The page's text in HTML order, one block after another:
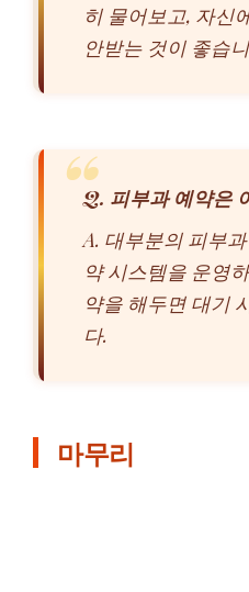
히 물어보고, 자신
안받는 것이 좋습
Q. 피부과 예약은
A. 대부분의 피부
약 시스템을 운영
약을 해두면 대기
다.
마무리